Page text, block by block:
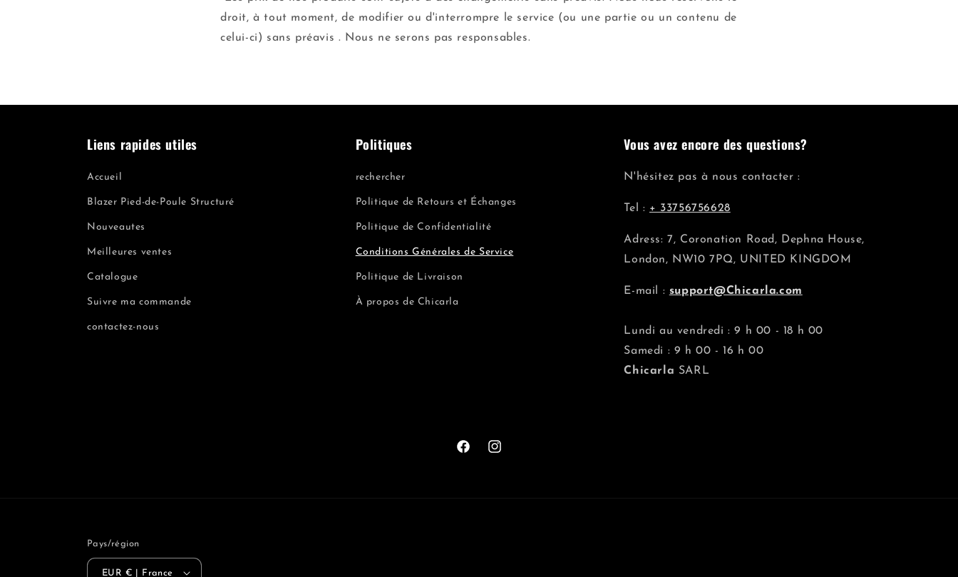
droit, à tout moment, de modifier ou d'interrompre le service (ou une partie ou un contenu de
celui-ci) sans préavis . Nous ne serons pas responsables.
Liens rapides utiles
Accueil
Blazer Pied-de-Poule Structuré
Nouveautes
Meilleures ventes
Catalogue
Suivre ma commande
contactez-nous
Politiques
rechercher
Politique de Retours et Échanges
Politique de Confidentialité
Conditions Générales de Service
Politique de Livraison
À propos de Chicarla
Vous avez encore des questions?
N'hésitez pas à nous contacter :
Tel : + 33756756628
Adress: 7, Coronation Road, Dephna House,
London, NW10 7PQ, UNITED KINGDOM
E-mail : support@Chicarla.com
Lundi au vendredi : 9 h 00 - 18 h 00
Samedi : 9 h 00 - 16 h 00
Chicarla SARL
FacebookInstagram
Pays/région
EUR € | France